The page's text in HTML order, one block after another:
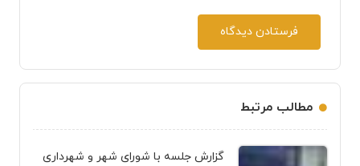
فرستادن دیدگاه
مطالب مرتبط
گزارش جلسه با شورای شهر و شهرداری